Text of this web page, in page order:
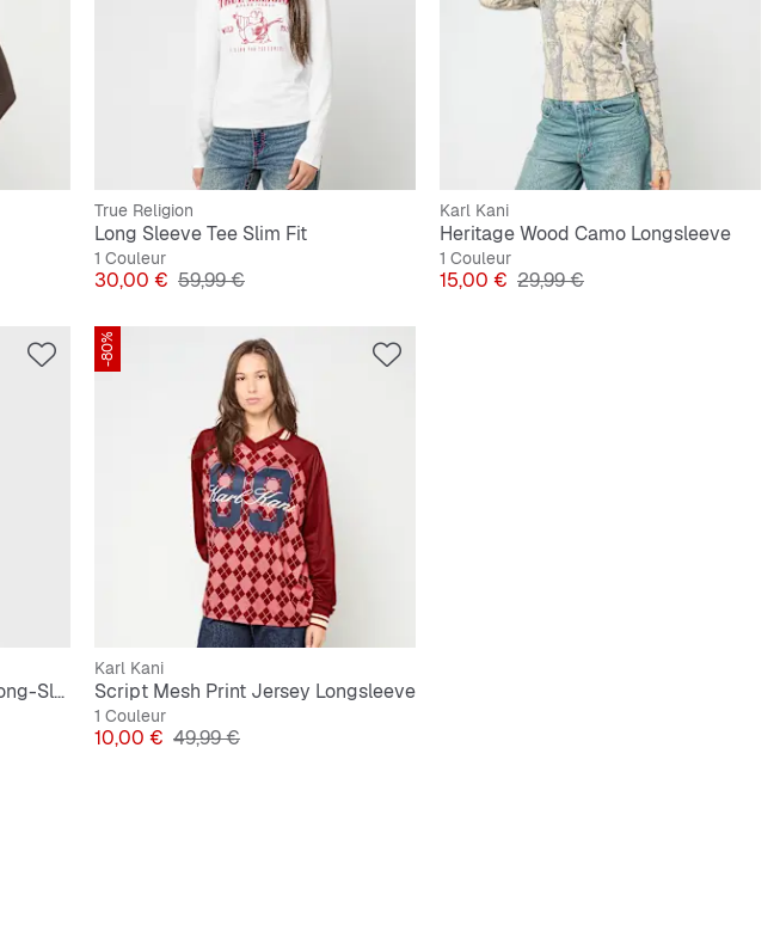
True Religion
Long Sleeve Tee Slim Fit
1 Couleur
Prix
30,00 € Prix original
59,99 €
Karl Kani
Heritage Wood Camo Longsleeve
1 Couleur
Prix
15,00 € Prix original
29,99 €
Sportswear Tight Cropped Long-Sleeve T-Shirt
-80%
Karl Kani
Script Mesh Print Jersey Longsleeve
1 Couleur
Prix
10,00 € Prix original
49,99 €